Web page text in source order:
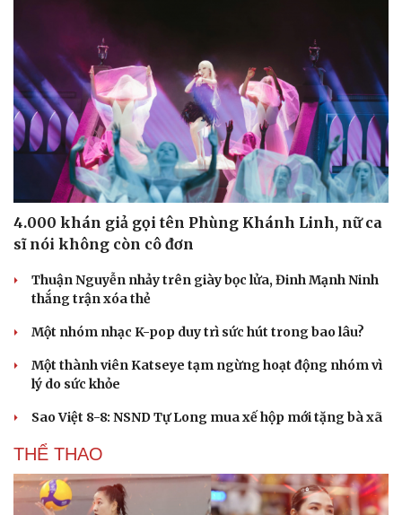
4.000 khán giả gọi tên Phùng Khánh Linh, nữ ca
sĩ nói không còn cô đơn
Thuận Nguyễn nhảy trên giày bọc lửa, Đinh Mạnh Ninh
thắng trận xóa thẻ
Một nhóm nhạc K-pop duy trì sức hút trong bao lâu?
Một thành viên Katseye tạm ngừng hoạt động nhóm vì
lý do sức khỏe
Sao Việt 8-8: NSND Tự Long mua xế hộp mới tặng bà xã
THỂ THAO